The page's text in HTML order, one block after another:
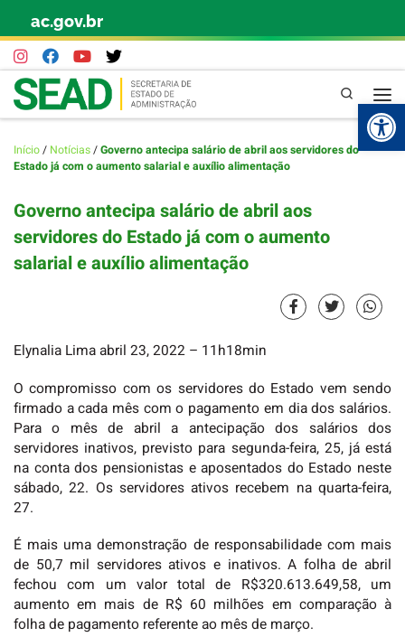
Skip to content
ac.gov.br
Pesquisa
Início/ Notícias/Governo antecipa salário de abril aos servidores do
Estado já com o aumento salarial e auxílio alimentação
Governo antecipa salário de abril aos
servidores do Estado já com o aumento
salarial e auxílio alimentação
Elynalia Limaabril 23, 2022 – 11h18min
O compromisso com os servidores do Estado vem sendo
firmado a cada mês com o pagamento em dia dos salários.
Para o mês de abril a antecipação dos salários dos
servidores inativos, previsto para segunda-feira, 25, já está
na conta dos pensionistas e aposentados do Estado neste
sábado, 22. Os servidores ativos recebem na quarta-feira,
27.
É mais uma demonstração de responsabilidade com mais
de 50,7 mil servidores ativos e inativos. A folha de abril
fechou com um valor total de R$320.613.649,58, um
aumento em mais de R$ 60 milhões em comparação à
folha de pagamento referente ao mês de março.